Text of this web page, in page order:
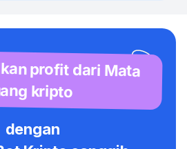
profit dari Mata
kripto
dengan